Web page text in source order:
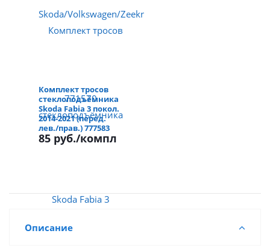
Комплект тросов
стеклоподъёмника
Skoda Fabia 3 покол.
2014-2021 (перед.
лев./прав.) 777583
85 руб./компл
Описание